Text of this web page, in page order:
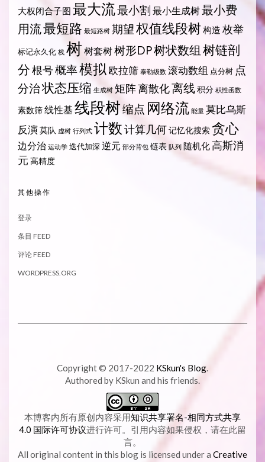
大权闭合子图 最大流最小割 最小生成树最小费
用流最短路 最短路树 期望权值线段树构造 枚举
标记永久化 栈 树 树套树树形DP树状数组 树链剖
分根号概率模拟 欧拉筛 泰勒级数 滚动数组 点分树 点
分治状态压缩 生成树 矩阵离散化离线积分 积性函数
素数筛线性基 线段树缩点 网络流 能量 莫比乌斯
反演莫队 虚树 行列式 计数计算几何记忆化搜索贪心
边分治 运动学 迭代加深 逆元 部分背包 链表 队列 随机化高斯消
元 高精度
其他操作
登录
条目 FEED
评论 FEED
WORDPRESS.ORG
Copyright © 2017-2022 KSkun's Blog.
Authored by KSkun and his friends.
本博客内所有原创内容采用知识共享署名-相同方式共享
4.0 国际许可协议进行许可。引用内容如果侵权，请在此留
言。
All original content in this blog is licensed under a Creative